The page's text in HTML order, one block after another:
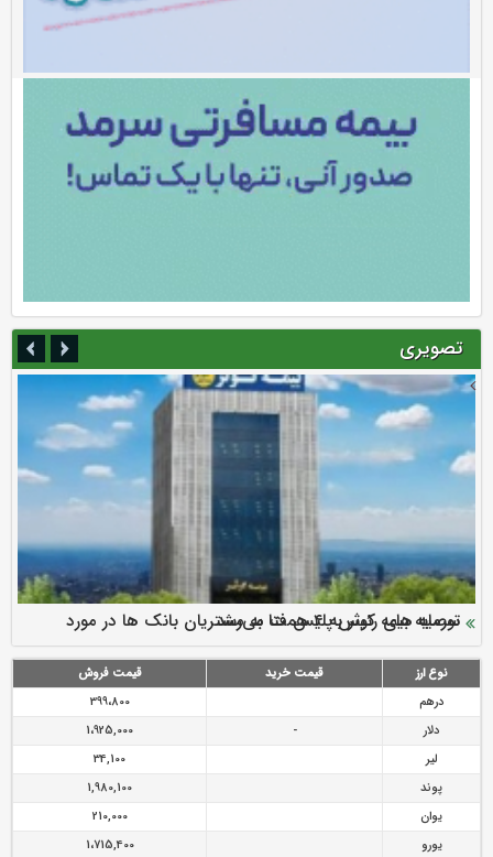
تصویری
ارزش سهام عدالت بالا رفت
سرمایه بیمه کوثر به ۴ همت می‌رسد
نود ثانیه با فولاد سنگان
تقدیر دبیرکل سندیکای بیمه گران ایران از اقدامات مدیرعامل بیمه
رازی
توصیه های رئیس پلیس فتا به مشتریان بانک ها در مورد
پیشگیری از سرقت های مجازی
نوع ارز قیمت خرید
قیمت فروش
درهم
399،800
دلار
-
1،925,000
لیر
34,100
پوند
1,980,100
یوان
210,000
یورو
1،715,400